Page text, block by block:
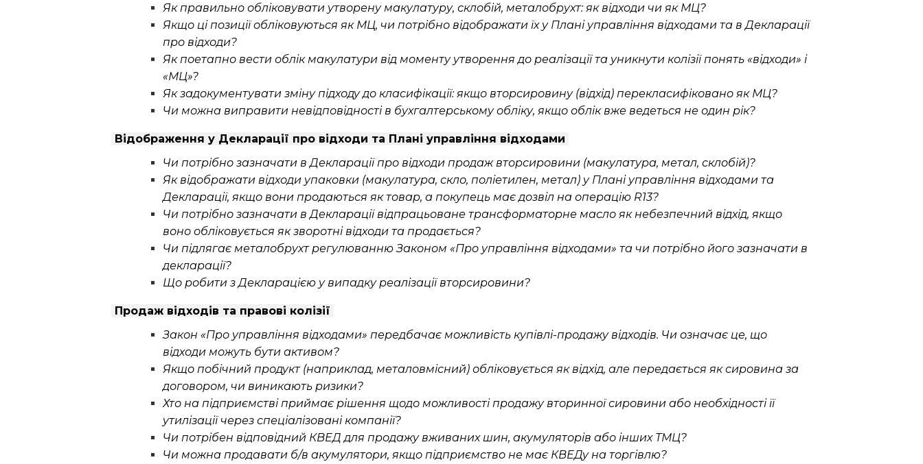
Як правильно обліковувати утворену макулатуру, склобій, металобрухт: як відходи чи як МЦ?
Якщо ці позиції обліковуються як МЦ, чи потрібно відображати їх у Плані управління відходами та в Декларації
про відходи?
Як поетапно вести облік макулатури від моменту утворення до реалізації та уникнути колізії понять «відходи» і
«МЦ»?
Як задокументувати зміну підходу до класифікації: якщо вторсировину (відхід) перекласифіковано як МЦ?
Чи можна виправити невідповідності в бухгалтерському обліку, якщо облік вже ведеться не один рік?
Відображення у Декларації про відходи та Плані управління відходами
Чи потрібно зазначати в Декларації про відходи продаж вторсировини (макулатура, метал, склобій)?
Як відображати відходи упаковки (макулатура, скло, поліетилен, метал) у Плані управління відходами та
Декларації, якщо вони продаються як товар, а покупець має дозвіл на операцію R13?
Чи потрібно зазначати в Декларації відпрацьоване трансформаторне масло як небезпечний відхід, якщо
воно обліковується як зворотні відходи та продається?
Чи підлягає металобрухт регулюванню Законом «Про управління відходами» та чи потрібно його зазначати в
декларації?
Що робити з Декларацією у випадку реалізації вторсировини?
Продаж відходів та правові колізії
Закон «Про управління відходами» передбачає можливість купівлі-продажу відходів. Чи означає це, що
відходи можуть бути активом?
Якщо побічний продукт (наприклад, металовмісний) обліковується як відхід, але передається як сировина за
договором, чи виникають ризики?
Хто на підприємстві приймає рішення щодо можливості продажу вторинної сировини або необхідності її
утилізації через спеціалізовані компанії?
Чи потрібен відповідний КВЕД для продажу вживаних шин, акумуляторів або інших ТМЦ?
Чи можна продавати б/в акумулятори, якщо підприємство не має КВЕДу на торгівлю?